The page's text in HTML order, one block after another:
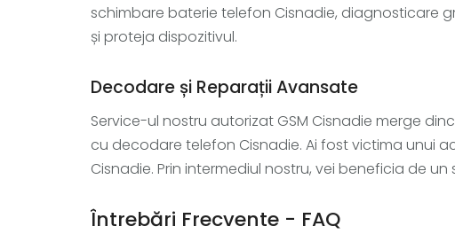
schimbare baterie telefon Cisnadie, diagnosticare
și proteja dispozitivul.
Decodare și Reparații Avansate
Service-ul nostru autorizat GSM Cisnadie merge
cu decodare telefon Cisnadie. Ai fost victima unui
Cisnadie. Prin intermediul nostru, vei beneficia de
Întrebări Frecvente - FAQ